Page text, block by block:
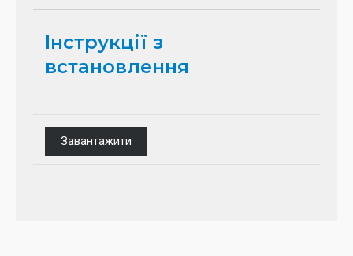
Інструкції з
встановлення
Завантажити